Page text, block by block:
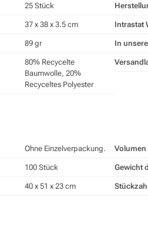
25 Stück
37 x 38 x 3.5 cm
89 gr
80% Recycelte
Baumwolle, 20%
Recyceltes Polyester
Intrastat
In
Ohne Einzelverpackung.
100 Stück
40 x 51 x 23 cm
Volumen
Gewicht